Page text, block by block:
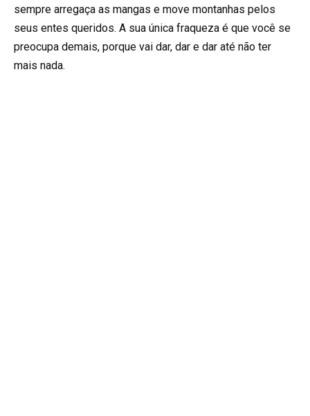
sempre arregaça as mangas e move montanhas pelos
seus entes queridos. A sua única fraqueza é que você se
preocupa demais, porque vai dar, dar e dar até não ter
mais nada.